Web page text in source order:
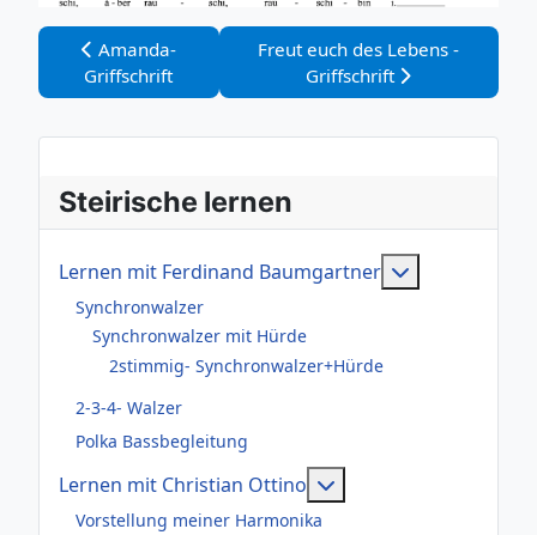
Vorheriger Beitrag: Amanda-Griffschrift
Amanda-
Griffschrift
Nächster Beitrag: Freut euch
Freut euch des Lebens -
Griffschrift
Steirische lernen
Lernen mit Ferdinand Baumgartner
Synchronwalzer
Synchronwalzer mit Hürde
2stimmig- Synchronwalzer+Hürde
2-3-4- Walzer
Polka Bassbegleitung
Lernen mit Christian Ottino
Vorstellung meiner Harmonika